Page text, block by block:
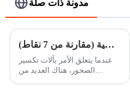
مدونة ذات صلة
الكسارة الفكية مقابل الكسارة المخروطية (مقارنة من 7 نقاط)
عندما يتعلق الأمر بآلات تكسير
الصخور، هناك العديد من